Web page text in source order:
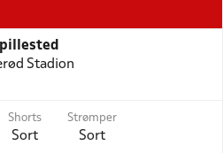
Stadion
Shorts
Sort
Strømper
Sort